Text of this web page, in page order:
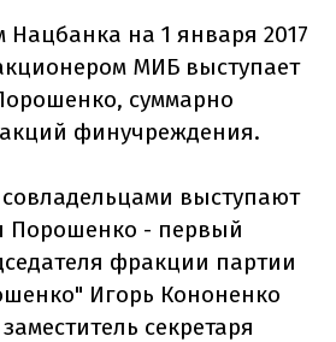
на 1 января 2017
МИБ выступает
суммарно
финучреждения.
выступают
Порошенко - первый
фракции партии
Игорь Кононенко
секретаря